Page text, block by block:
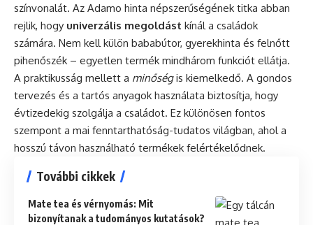
színvonalát. Az Adamo hinta népszerűségének titka abban
rejlik, hogy univerzális megoldást kínál a családok
számára. Nem kell külön bababútor, gyerekhinta és felnőtt
pihenőszék – egyetlen termék mindhárom funkciót ellátja.
A praktikusság mellett a minőségis kiemelkedő. A gondos
tervezés és a tartós anyagok használata biztosítja, hogy
évtizedekig szolgálja a családot. Ez különösen fontos
szempont a mai fenntarthatóság-tudatos világban, ahol a
hosszú távon használható termékek felértékelődnek.
További cikkek
Mate tea és vérnyomás: Mit
bizonyítanak a tudományos kutatások?